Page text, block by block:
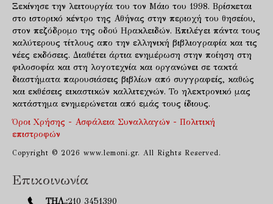
Ξεκίνησε την λειτουργία του τον Μάιο του 1998. Βρίσκεται
στο ιστορικό κέντρο της Αθήνας στην περιοχή του θησείου,
στον πεζόδρομο της οδού Ηρακλειδών. Επιλέγει πάντα τους
καλύτερους τίτλους απο την ελληνική βιβλιογραφία και τις
νέες εκδόσεις. Διαθέτει άρτια ενημέρωση στην ποίηση στη
φιλοσοφία και στη λογοτεχνία και οργανώνει σε τακτά
διαστήματα παρουσιάσεις βιβλίων από συγγραφείς, καθώς
και εκθέσεις εικαστικών καλλιτεχνών. Το ηλεκτρονικό μας
κατάστημα ενημερώνεται από εμάς τους ίδιους.
Όροι Χρήσης - Ασφάλεια Συναλλαγών - Πολιτική
επιστροφών
Copyright © 2026 www.lemoni.gr. All Rights Reserved.
Επικοινωνία
ΤΗΛ.:210 3451390